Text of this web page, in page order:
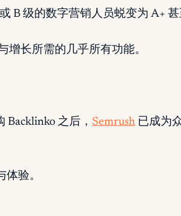
B 级的数字营销人员蜕变为 A+ 甚
增长所需的几乎所有功能。
之后， Semrush 已成为
验。